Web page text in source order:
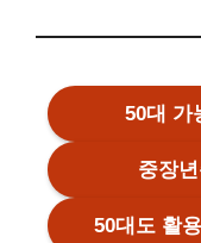
50대
중장
50대도 활